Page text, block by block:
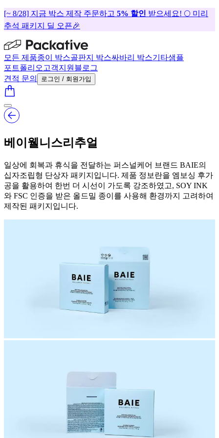
[~ 8/28] 지금 박스 제작 주문하고 5% 할인 받으세요! 🌕 미리
추석 패키지 딜 오픈🎉
모든 제품종이 박스골판지 박스싸바리 박스기타샘플
포트폴리오 고객지원 블로그
견적 문의
로그인 / 회원가입
베이웰니스리추얼
일상에 회복과 휴식을 전달하는 퍼스널케어 브랜드 BAIE의
십자조립형 단상자 패키지입니다. 제품 정보란을 엠보싱 후가
공을 활용하여 한번 더 시선이 가도록 강조하였고, SOY INK
와 FSC 인증을 받은 올드밀 종이를 사용해 환경까지 고려하여
제작된 패키지입니다.